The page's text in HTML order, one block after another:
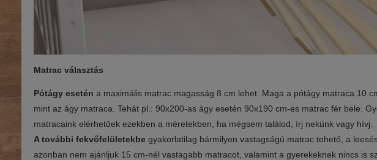
Matrac választás
Pótágy esetén a maximális matrac magasság 8 cm lehet. Maga a pótágy matraca 10
mint az ágy matraca. Tehát pl.: 90x200-as ágy esetén 90x190 cm-es matrac fér bele.
matracaink elérhetőek ezekben a méretekben, ha mégsem találod, írj nekünk vagy hívj.
A további fekvőfelületekbegyakorlatilag bármilyen vastagságú matrac tehető, a
azonban nem ajánljuk 15 cm-nél vastagabb matracot, valamint a gyerekeknek nincs is